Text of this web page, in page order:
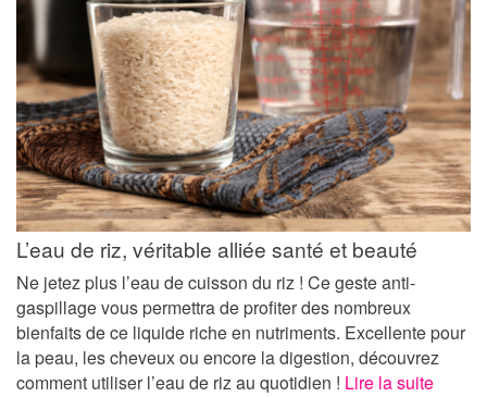
L’eau de riz, véritable alliée santé et beauté
Ne jetez plus l’eau de cuisson du riz ! Ce geste anti-
gaspillage vous permettra de profiter des nombreux
bienfaits de ce liquide riche en nutriments. Excellente pour
la peau, les cheveux ou encore la digestion, découvrez
comment utiliser l’eau de riz au quotidien ! Lire la suite